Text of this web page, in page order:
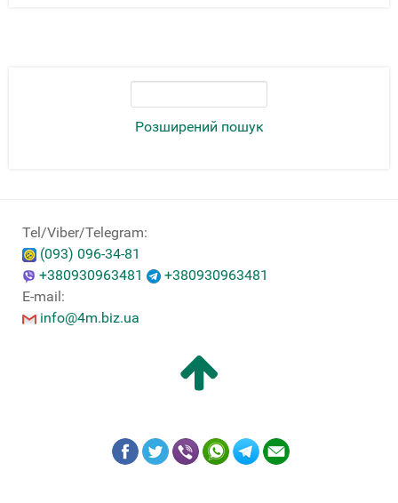
Розширений пошук
Tel/Viber/Telegram:
(093) 096-34-81
+380930963481
+380930963481
E-mail:
info@4m.biz.ua